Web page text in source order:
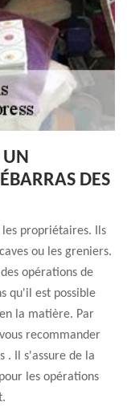
UN
DES
les propriétaires. Ils
ou les greniers.
opérations de
qu'il est possible
la matière. Par
recommander
. Il s'assure de la
les opérations